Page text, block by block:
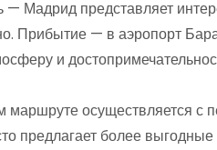
Мадрид представляет
Прибытие — в аэропорт
и
маршруте осуществляется с
предлагает более